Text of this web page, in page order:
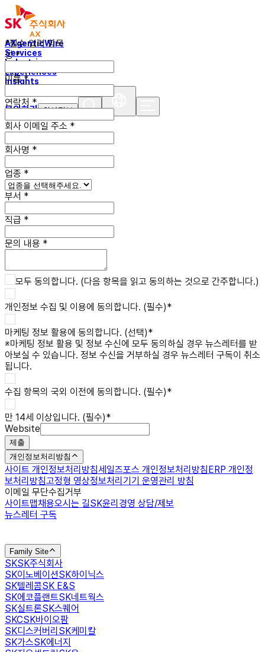
AXgenticWire
Services
Industries
Experiences
Insights
문의하기 회사정보
*필수 입력 항목
성*
이름*
연락처 *
회사 이메일 주소 *
회사명 *
업종 *
부서 *
직급 *
문의 내용 *
모두 동의합니다. (다음 항목을 읽고 동의하는 것으로 간주합니다.)
개인정보 수집 및 이용에 동의합니다. (필수)*
마케팅 정보 활용에 동의합니다. (선택)*
※마케팅 정보 활용 및 정보 수신에 모두 동의하실 경우 뉴스레터를 받
아보실 수 있습니다. 정보 수신을 거부하실 경우 뉴스레터 구독이 취소
됩니다.
수집 항목의 국외 이전에 동의합니다. (필수)*
만 14세 이상입니다. (필수)*
Website
제출
개인정보처리방침
사이트 개인정보처리방침세일즈포스 개인정보처리방침 ERP 개인정
보처리방침고정형 영상정보처리기기 운영관리 방침
이메일 무단수집거부
사이트맵채용오시는 길SK윤리경영 상담/제보
뉴스레터 구독
Family Site
SKSK주식회사
SK이노베이션SK하이닉스
SK텔레콤SK E&S
SK에코플랜트SK네트웍스
SK실트론SK스퀘어
SKCSK바이오팜
SK디스커버리 SK케미칼
SK가스SK에너지